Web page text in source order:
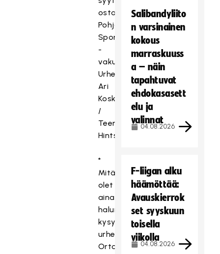
ostaa
Pohjola
Sporttiturva
-
vakuutus.
Urheilupäällikkö
Ari
Koski
/
Teemu
Hintsanen
*
Mitä
olet
aina
halunnut
kysyä
urheilulääkäriltä
Ortopedi
Salibandyliito
n varsinainen
kokous
marraskuuss
a – näin
tapahtuvat
ehdokasasett
elu ja
valinnat
04.08.2026
F-liigan alku
häämöttää:
Avauskierrok
set syyskuun
toisella
viikolla
04.08.2026